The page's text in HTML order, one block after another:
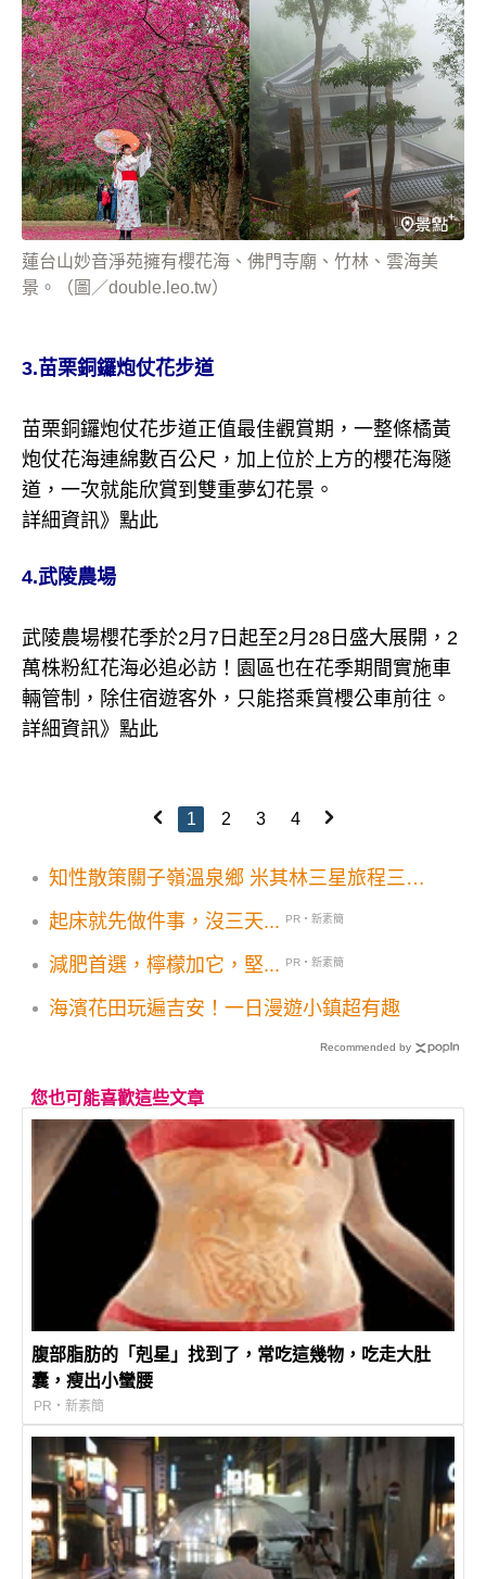
蓮台山妙音淨苑擁有櫻花海、佛門寺廟、竹林、雲海美
景。（圖／double.leo.tw）
3.苗栗銅鑼炮仗花步道
苗栗銅鑼炮仗花步道正值最佳觀賞期，一整條橘黃
炮仗花海連綿數百公尺，加上位於上方的櫻花海隧
道，一次就能欣賞到雙重夢幻花景。
詳細資訊》 點此
4.武陵農場
武陵農場櫻花季於2月7日起至2月28日盛大展開，2
萬株粉紅花海必追必訪！園區也在花季期間實施車
輛管制，除住宿遊客外，只能搭乘賞櫻公車前往。
詳細資訊》 點此
1 2 3 4
知性散策關子嶺溫泉鄉 米其林三星旅程三重
起床就先做件事，沒三天...
PR・新素簡
減肥首選，檸檬加它，堅... PR・新素簡
海濱花田玩遍吉安！一日漫遊小鎮超有趣
Recommended by
您也可能喜歡這些文章
腹部脂肪的「剋星」找到了，常吃這幾物，吃走大肚
囊，瘦出小蠻腰
PR・新素簡